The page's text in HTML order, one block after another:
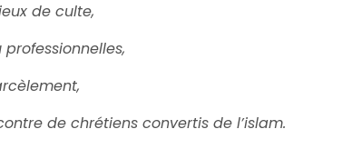
de culte,
de chrétiens convertis de l’islam.